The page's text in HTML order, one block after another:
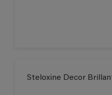
Steloxine Decor